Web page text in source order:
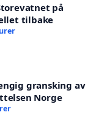
på
tilbake
gransking av
Norge